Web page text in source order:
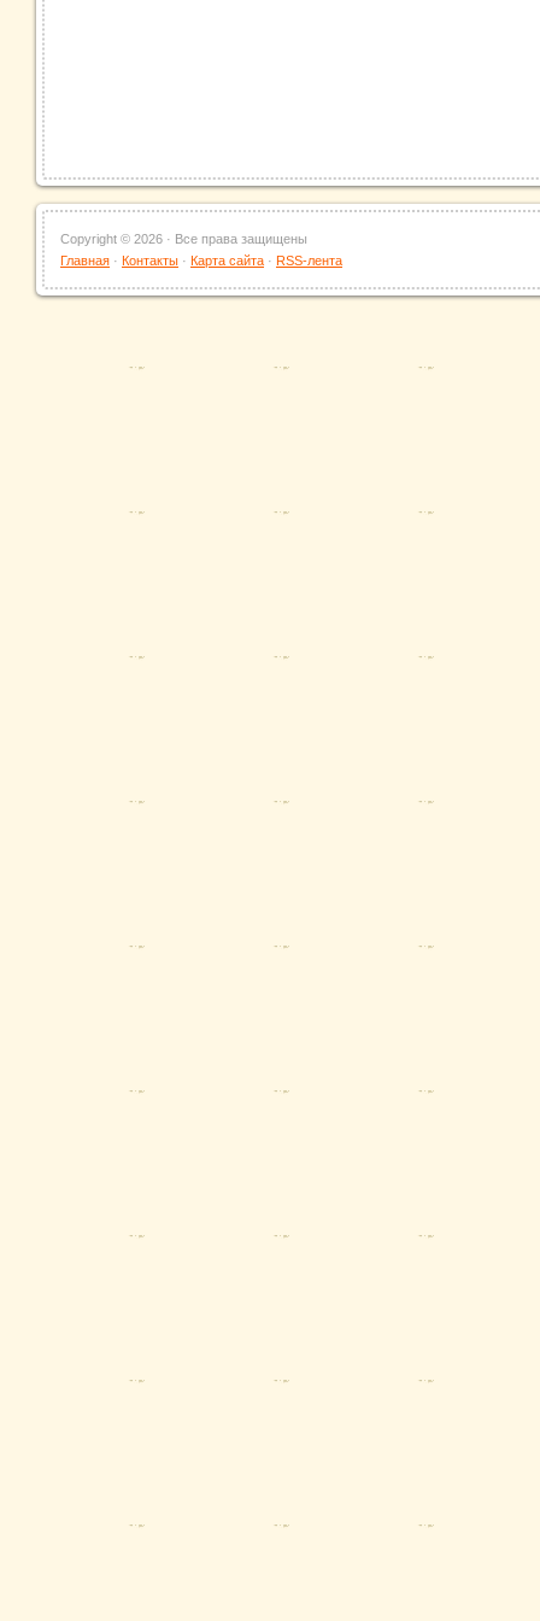
Copyright © 2026 · Все права защищены
Главная · Контакты · Карта сайта · RSS-лента